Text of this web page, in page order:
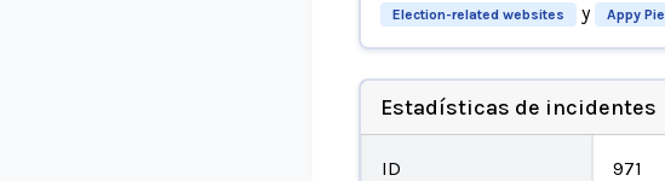
Election-related websites y Appy Pie
Estadísticas de incidentes
ID 971